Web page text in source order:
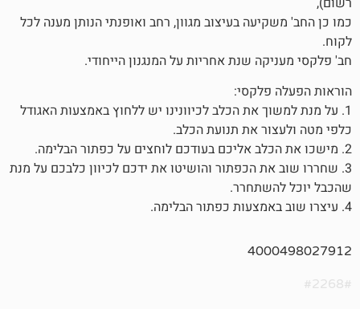
בעיצוב מגוון, רחב ואופנתי הנותן מענה לכל
שנת אחריות על המנגנון הייחודי.
את הכלב לכיוונינו יש ללחוץ באמצעות האגודל
את תנועת הכלב.
הכפתור והושיטו את ידכם לכיוון כלבכם על מנת